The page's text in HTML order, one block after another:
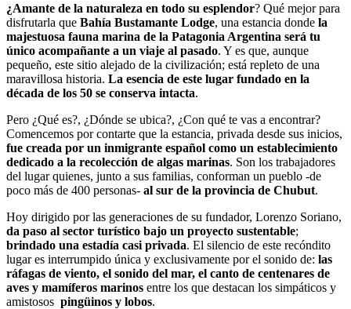
¿Amante de la naturaleza en todo su esplendor? Qué mejor para
disfrutarla que Bahía Bustamante Lodge, una estancia donde la
majestuosa fauna marina de la Patagonia Argentina será tu
único acompañante a un viaje al pasado. Y es que, aunque
pequeño, este sitio alejado de la civilización; está repleto de una
maravillosa historia. La esencia de este lugar fundado en la
década de los 50 se conserva intacta.
Pero ¿Qué es?, ¿Dónde se ubica?, ¿Con qué te vas a encontrar?
Comencemos por contarte que la estancia, privada desde sus inicios,
fue creada por un inmigrante español como un establecimiento
dedicado a la recolección de algas marinas. Son los trabajadores
del lugar quienes, junto a sus familias, conforman un pueblo -de
poco más de 400 personas- al sur de la provincia de Chubut.
Hoy dirigido por las generaciones de su fundador, Lorenzo Soriano,
da paso al sector turístico bajo un proyecto sustentable;
brindado una estadía casi privada. El silencio de este recóndito
lugar es interrumpido única y exclusivamente por el sonido de: las
ráfagas de viento, el sonido del mar, el canto de centenares de
aves y mamíferos marinos entre los que destacan los simpáticos y
amistosos pingüinos y lobos.